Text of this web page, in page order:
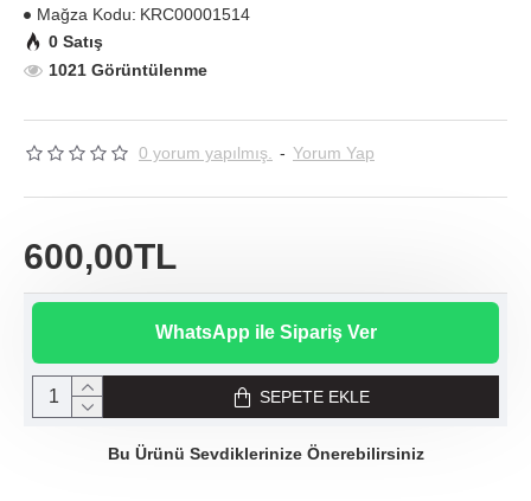
Mağza Kodu: KRC00001514
0 Satış
1021 Görüntülenme
0 yorum yapılmış. - Yorum Yap
600,00TL
WhatsApp ile Sipariş Ver
SEPETE EKLE
Bu Ürünü Sevdiklerinize Önerebilirsiniz